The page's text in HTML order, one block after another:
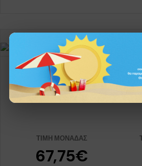
FIRESTONE ROADHAWK
ΤΙΜΉ ΜΟΝΆΔΑΣ
67,75€